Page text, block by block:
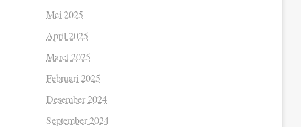
Mei 2025
April 2025
Maret 2025
Februari 2025
Desember 2024
September 2024